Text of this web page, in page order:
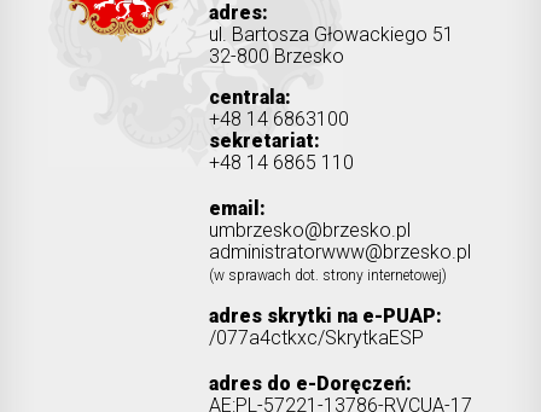
adres:
ul. Bartosza Głowackiego 51
32-800 Brzesko
centrala:
+48 14 6863100
sekretariat:
+48 14 6865 110
email:
umbrzesko@brzesko.pl
administratorwww@brzesko.pl
(w sprawach dot. strony internetowej)
adres skrytki na e-PUAP:
/077a4ctkxc/SkrytkaESP
adres do e-Doręczeń:
AE:PL-57221-13786-RVCUA-17